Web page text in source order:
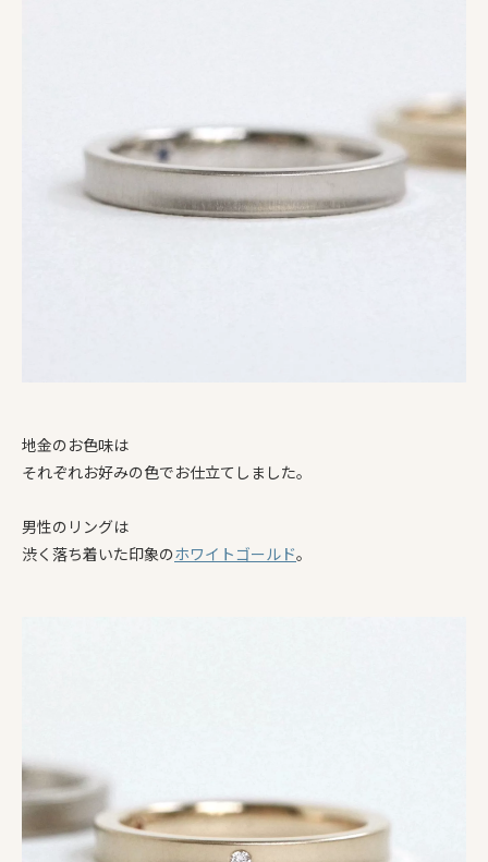
地金のお色味は
それぞれお好みの色でお仕立てしました。
男性のリングは
渋く落ち着いた印象のホワイトゴールド。